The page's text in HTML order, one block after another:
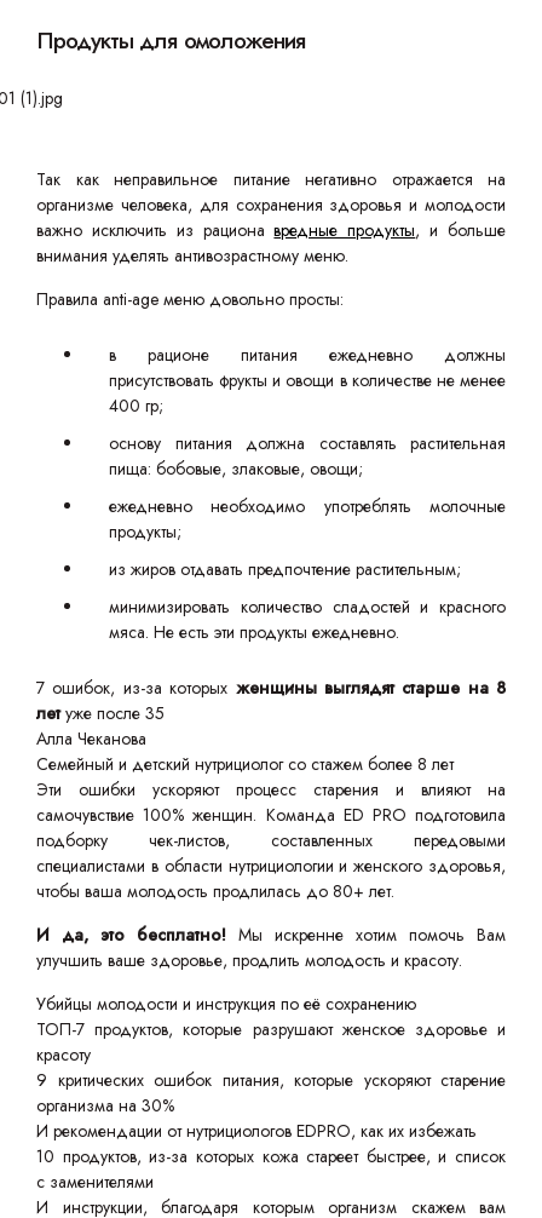
Продукты для омоложения
Так как неправильное питание негативно отражается на
организме человека, для сохранения здоровья и молодости
важно исключить из рационавредные продукты, и больше
внимания уделять антивозрастному меню.
Правила anti-age меню довольно просты:
в рационе питания ежедневно должны
присутствовать фрукты и овощи в количестве не менее
400 гр;
основу питания должна составлять растительная
пища: бобовые, злаковые, овощи;
ежедневно необходимо употреблять молочные
продукты;
из жиров отдавать предпочтение растительным;
минимизировать количество сладостей и красного
мяса. Не есть эти продукты ежедневно.
7 ошибок, из-за которых женщины выглядят старше на 8
летуже после 35
Алла Чеканова
Семейный и детский нутрициолог со стажем более 8 лет
Эти ошибки ускоряют процесс старения и влияют на
самочувствие 100% женщин. Команда ED PRO подготовила
подборку чек-листов, составленных передовыми
специалистами в области нутрициологии и женского здоровья,
чтобы ваша молодость продлилась до 80+ лет.
И да, это бесплатно! Мы искренне хотим помочь Вам
улучшить ваше здоровье, продлить молодость и красоту.
Убийцы молодости и инструкция по её сохранению
ТОП-7 продуктов, которые разрушают женское здоровье и
красоту
9 критических ошибок питания, которые ускоряют старение
организма на 30%
И рекомендации от нутрициологов EDPRO, как их избежать
10 продуктов, из-за которых кожа стареет быстрее, и список
с заменителями
И инструкции, благодаря которым организм скажем вам